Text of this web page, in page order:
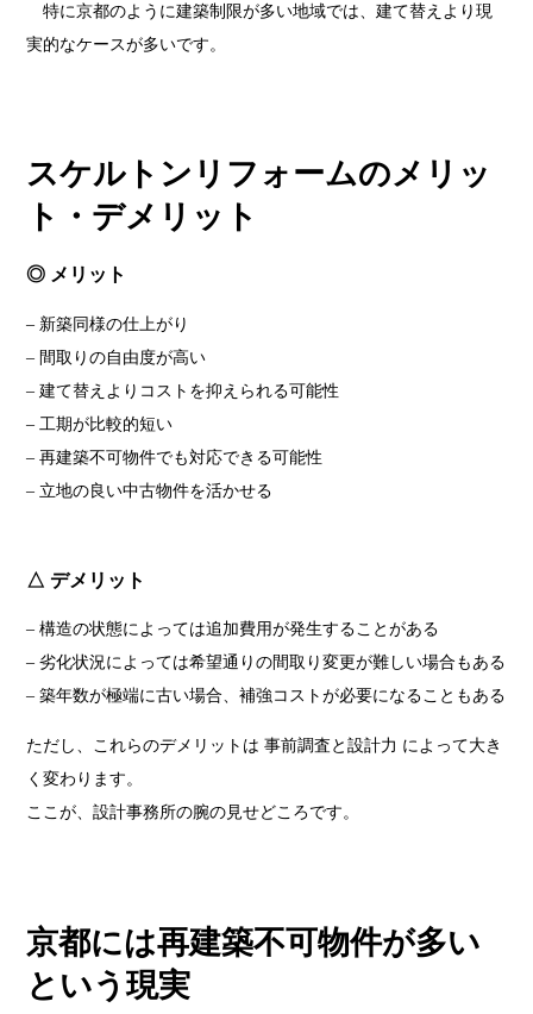
特に京都のように建築制限が多い地域では、建て替えより現
実的なケースが多いです。
スケルトンリフォームのメリッ
ト・デメリット
◎ メリット
– 新築同様の仕上がり
– 間取りの自由度が高い
– 建て替えよりコストを抑えられる可能性
– 工期が比較的短い
– 再建築不可物件でも対応できる可能性
– 立地の良い中古物件を活かせる
△ デメリット
– 構造の状態によっては追加費用が発生することがある
– 劣化状況によっては希望通りの間取り変更が難しい場合もある
– 築年数が極端に古い場合、補強コストが必要になることもある
ただし、これらのデメリットは 事前調査と設計力 によって大き
く変わります。
ここが、設計事務所の腕の見せどころです。
京都には再建築不可物件が多い
という現実